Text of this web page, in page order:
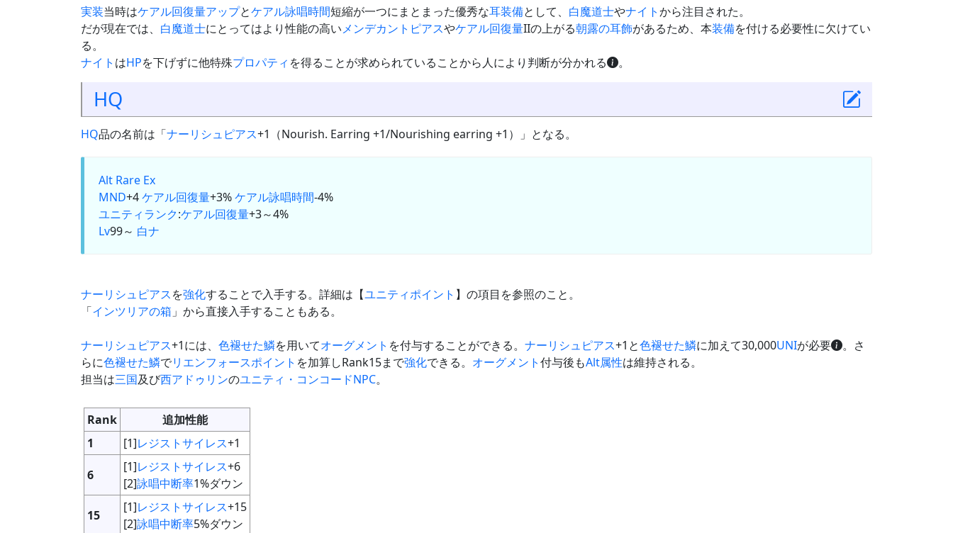
実装当時はケアル回復量アップとケアル詠唱時間短縮が一つにまとまった優秀な耳装備として、 白魔道士やナイトから注目された。
だが現在では、 白魔道士にとってはより性能の高いメンデカントピアスやケアル回復量IIの上がる朝露の耳飾があるため、本装備を付ける必要性に欠けてい
る。
ナイト はHPを下げずに他特殊プロパティ を得ることが求められていることから人により判断が分かれる 。
HQ
HQ品の名前は「ナーリシュピアス+1（Nourish. Earring +1/Nourishing earring +1）」となる。
Alt Rare Ex
MND+4ケアル回復量+3%ケアル詠唱時間-4%
ユニティランク:ケアル回復量+3～4%
Lv99～ 白ナ
ナーリシュピアスを強化することで入手する。詳細は【ユニティポイント 】の項目を参照のこと。
「インツリアの箱 」から直接入手することもある。
ナーリシュピアス+1には、 色褪せた鱗を用いてオーグメント を付与することができる。 ナーリシュピアス+1と色褪せた鱗に加えて30,000UNIが必要
。さ
らに色褪せた鱗でリエンフォースポイント を加算しRank15まで強化できる。 オーグメント付与後もAlt属性は維持される。
担当は三国及び西アドゥリンのユニティ・コンコードNPC。
Rank
追加性能
1
[1]レジストサイレス+1
6
[1]レジストサイレス+6
[2]詠唱中断率1%ダウン
15
[1]レジストサイレス+15
[2]詠唱中断率5%ダウン